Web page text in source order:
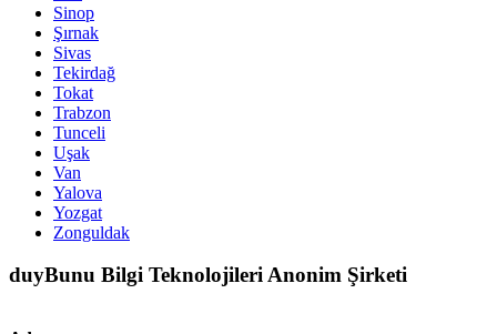
Sinop
Şırnak
Sivas
Tekirdağ
Tokat
Trabzon
Tunceli
Uşak
Van
Yalova
Yozgat
Zonguldak
duyBunu Bilgi Teknolojileri Anonim Şirketi